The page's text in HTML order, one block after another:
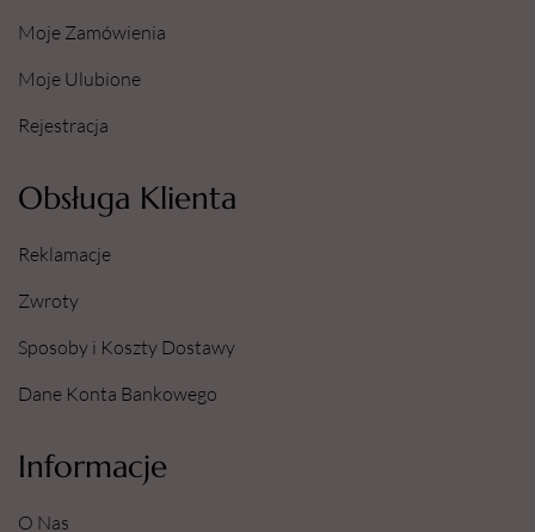
Moje Zamówienia
Moje Ulubione
Rejestracja
Obsługa Klienta
Reklamacje
Zwroty
Sposoby i Koszty Dostawy
Dane Konta Bankowego
Informacje
O Nas